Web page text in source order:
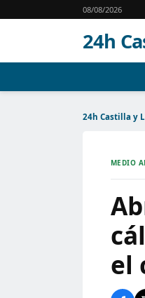
08/08/2026
24h
24h Castilla y
MEDIO
el